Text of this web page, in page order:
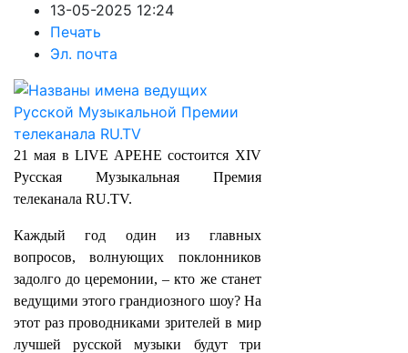
13-05-2025 12:24
Печать
Эл. почта
21 мая в LIVE АРЕНЕ состоится XIV
Русская Музыкальная Премия
телеканала RU.TV.
Каждый год один из главных
вопросов, волнующих поклонников
задолго до церемонии, – кто же станет
ведущими этого грандиозного шоу? На
этот раз проводниками зрителей в мир
лучшей русской музыки будут три